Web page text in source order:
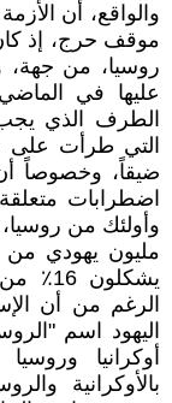
والواقع، أن
موقف حرج، إذ
روسيا، من جهة،
عليها في
الطرف الذي يجب
التي طرأت على
ضيقاً، وخصوصاً
اضطرابات متعلقة
مليون يهودي من
الرغم من أن
اليهود اسم
أوكرانيا